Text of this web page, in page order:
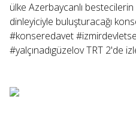
ülke Azerbaycanlı
dinleyiciyle buluşturacağı
#konseredavet
#yalçınadıgüzelov TRT 2'de